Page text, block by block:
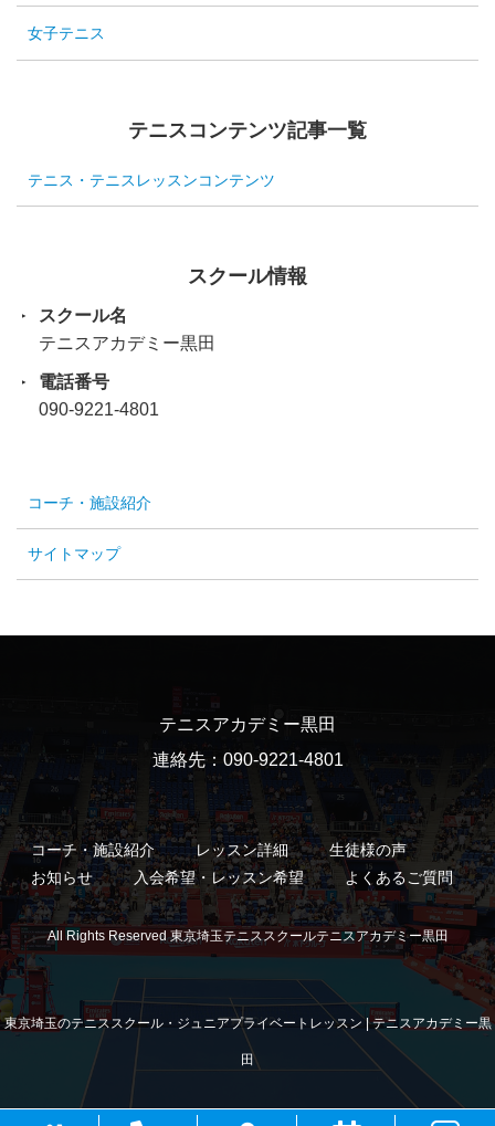
女子テニス
テニスコンテンツ記事一覧
テニス・テニスレッスンコンテンツ
スクール情報
スクール名
テニスアカデミー黒田
電話番号
090-9221-4801
コーチ・施設紹介
サイトマップ
テニスアカデミー黒田
連絡先：090-9221-4801
コーチ・施設紹介 レッスン詳細
生徒様の声
お知らせ
入会希望・レッスン希望 よくあるご質問
All Rights Reserved 東京埼玉テニススクールテニスアカデミー黒田
東京埼玉のテニススクール・ジュニアプライベートレッスン | テニスアカデミー黒
田